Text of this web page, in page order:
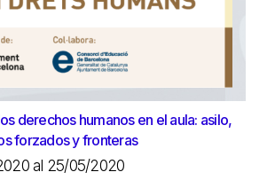
derechos humanos en el aula: asilo,
forzados y fronteras
al 25/05/2020